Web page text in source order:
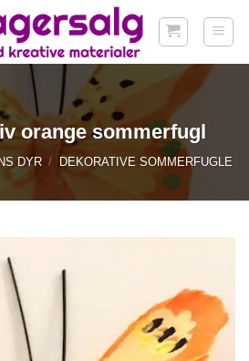
orange sommerfugl
DYR / DEKORATIVE SOMMERFUGLE